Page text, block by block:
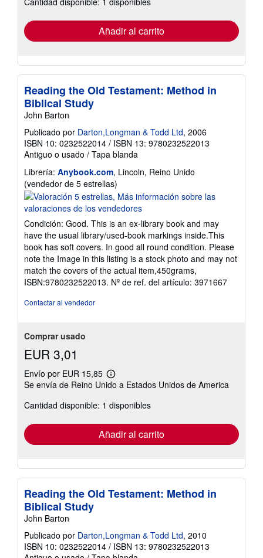
tarifas
envío
Añadir al carrito
Reading the Old Testament: Method in
Biblical Study
John Barton
Publicado por Darton,Longman & Todd Ltd, 2006
ISBN 10: 0232522014 / ISBN 13: 9780232522013
Antiguo o usado / Tapa blanda
Librería: Anybook.com, Lincoln, Reino Unido
(vendedor de 5 estrellas)
del
vendedor:
de
5
estrellas
Condición: Good. This is an ex-library book and may
have the usual library/used-book markings inside.This
book has soft covers. In good all round condition. Please
note the Image in this listing is a stock photo and may not
match the covers of the actual item,450grams,
ISBN:9780232522013. Nº de ref. del artículo: 3971667
Contactar al vendedor
Comprar usado
EUR 3,01
Envío por EUR 15,85
Más
información
las
tarifas
envío
Se envía de Reino Unido a Estados Unidos de America
Cantidad disponible: 1 disponibles
Añadir al carrito
Reading the Old Testament: Method in
Biblical Study
John Barton
Publicado por Darton,Longman & Todd Ltd, 2010
ISBN 10: 0232522014 / ISBN 13: 9780232522013